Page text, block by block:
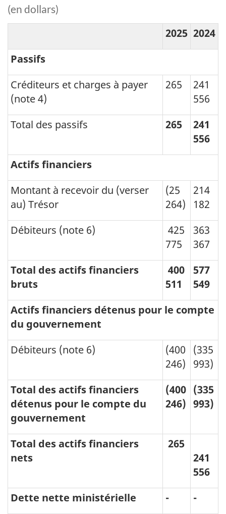
(en dollars)
2025 2024
Passifs
Créditeurs et charges à payer
(note 4)
265
241
556
Total des passifs
265
241
556
Actifs financiers
Montant à recevoir du (verser
au) Trésor
(25
264)
214
182
Débiteurs (note 6)
425
775
363
367
Total des actifs financiers
bruts
400
511
577
549
Actifs financiers détenus pour le compte
du gouvernement
Débiteurs (note 6)
(400
246)
(335
993)
Total des actifs financiers
détenus pour le compte du
gouvernement
(400
246)
(335
993)
Total des actifs financiers
nets
265
241
556
Dette nette ministérielle
-
-